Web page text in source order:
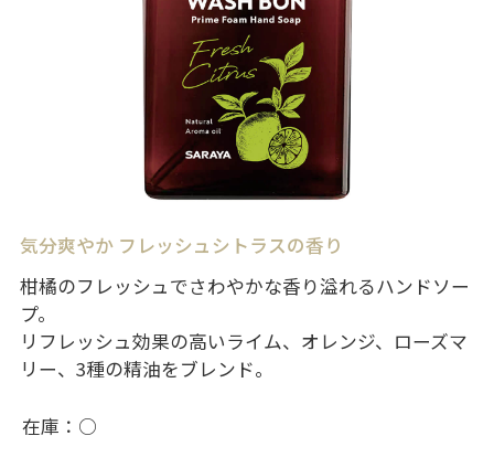
気分爽やか フレッシュシトラスの香り
柑橘のフレッシュでさわやかな香り溢れるハンドソー
プ。
リフレッシュ効果の高いライム、オレンジ、ローズマ
リー、3種の精油をブレンド。
在庫 ○